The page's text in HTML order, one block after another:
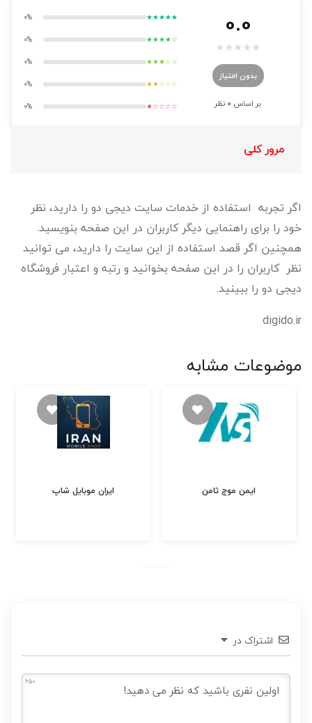
0.0
★
★
★
★
★
بدون امتیاز
بر اساس 0 نظر
★★★★★
0%
★★★★☆
0%
★★★☆☆
0%
★★☆☆☆
0%
★☆☆☆☆
0%
مرور کلی
اگر تجربه استفاده از خدمات سایت دیجی دو را دارید، نظر
خود را برای راهنمایی دیگر کاربران در این صفحه بنویسید.
همچنین اگر قصد استفاده از این سایت را دارید، می توانید
نظر کاربران را در این صفحه بخوانید و رتبه و اعتبار فروشگاه
دیجی دو را ببینید.
digido.ir
موضوعات مشابه
ایران موبایل شاپ ایمن موج ثامن
اشتراک در
650